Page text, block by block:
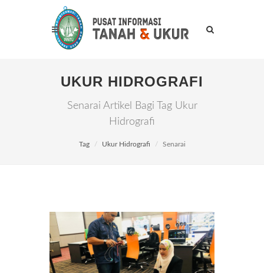
UKUR HIDROGRAFI
Senarai Artikel Bagi Tag Ukur
Hidrografi
Tag Ukur Hidrografi Senarai